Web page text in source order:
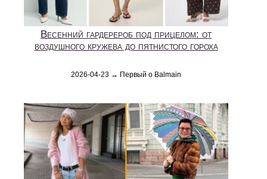
Весенний гардерероб под прицелом: от
воздушного кружева до пятнистого гороха
2026-04-23 → Первый о Balmain